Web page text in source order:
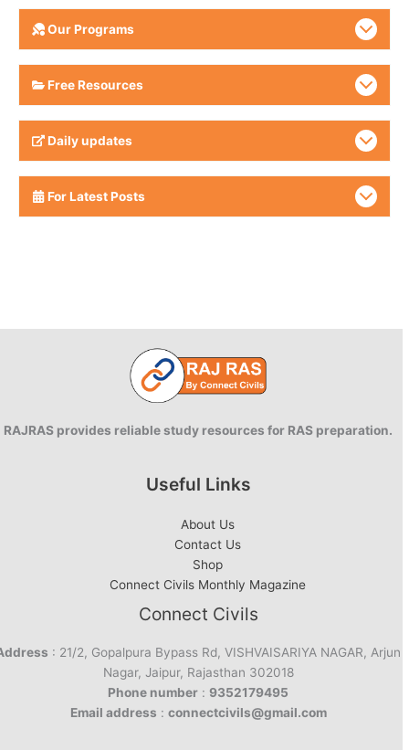
Our Programs
Free Resources
Daily updates
For Latest Posts
RAJRAS provides reliable study resources for RAS preparation.
Useful Links
About Us
Contact Us
Shop
Connect Civils Monthly Magazine
Connect Civils
: 21/2, Gopalpura Bypass Rd, VISHVAISARIYA NAGAR, Arjun
Nagar, Jaipur, Rajasthan 302018
Phone number : 9352179495
Email address : connectcivils@gmail.com